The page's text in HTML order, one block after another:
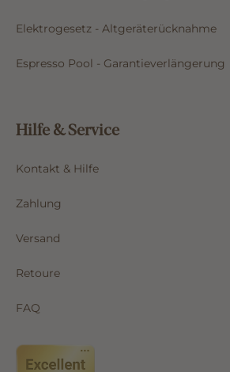
Elektrogesetz - Altgeräterücknahme
Espresso Pool - Garantieverlängerung
Hilfe & Service
Kontakt & Hilfe
Zahlung
Versand
Retoure
FAQ